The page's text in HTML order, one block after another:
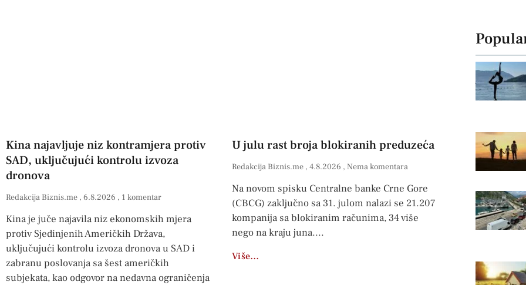
Kina najavljuje niz kontramjera protiv
SAD, uključujući kontrolu izvoza
dronova
Redakcija Biznis.me 6.8.2026 1 komentar
Kina je juče najavila niz ekonomskih mjera
protiv Sjedinjenih Američkih Država,
uključujući kontrolu izvoza dronova u SAD i
zabranu poslovanja sa šest američkih
subjekata, kao odgovor na nedavna ograničenja
U julu rast broja blokiranih preduzeća
Redakcija Biznis.me 4.8.2026 Nema komentara
Na novom spisku Centralne banke Crne Gore
(CBCG) zaključno sa 31. julom nalazi se 21.207
kompanija sa blokiranim računima, 34 više
nego na kraju juna.
Više…